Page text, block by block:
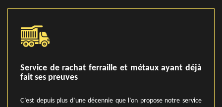
Service de rachat ferraille et métaux ayant déjà
fait ses preuves
C’est depuis plus d’une décennie que l’on propose notre service